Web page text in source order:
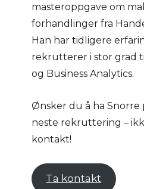
masteroppgave om
forhandlinger fra
Han har tidligere
rekrutterer i stor grad
og Business Analytics.
Ønsker du å ha Snorre
neste rekruttering –
kontakt!
Ta kontakt